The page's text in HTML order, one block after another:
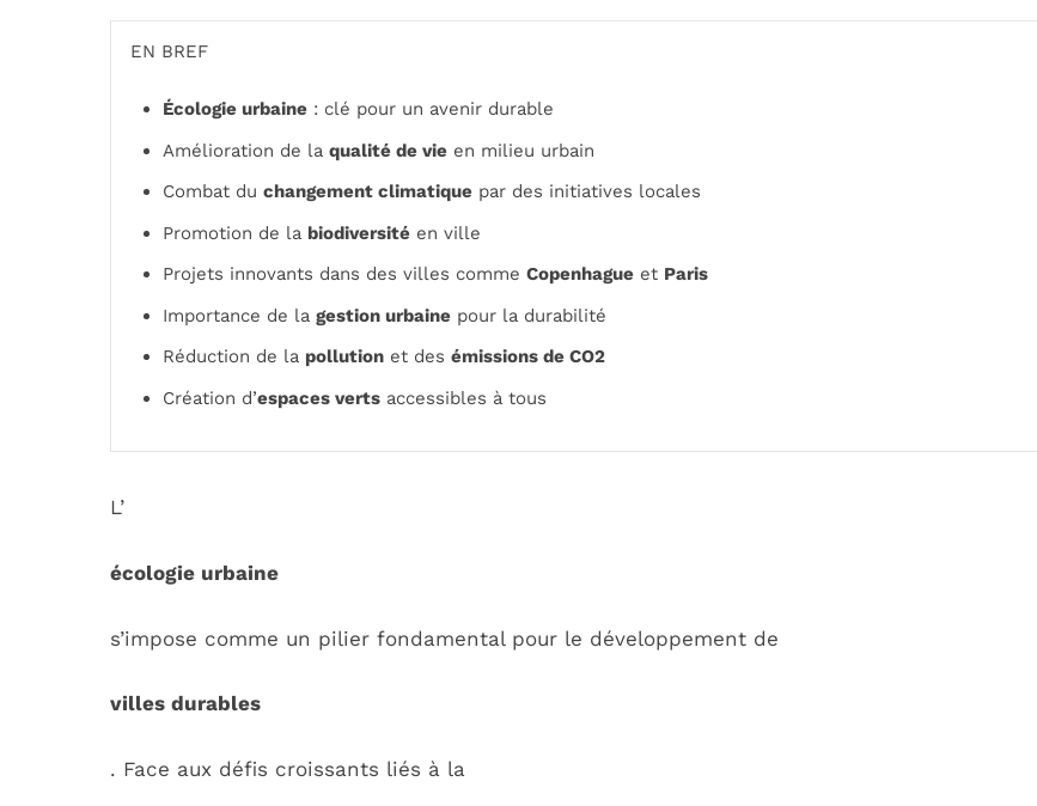
EN BREF
Écologie urbaine : clé pour un avenir durable
Amélioration de la qualité de vie en milieu urbain
Combat du changement climatique par des initiatives locales
Promotion de la biodiversité en ville
Projets innovants dans des villes comme Copenhague et Paris
Importance de la gestion urbaine pour la durabilité
Réduction de la pollution et des émissions de CO2
Création d’espaces verts accessibles à tous
L’
écologie urbaine
s’impose comme un pilier fondamental pour le développement de
villes durables
. Face aux défis croissants liés à la